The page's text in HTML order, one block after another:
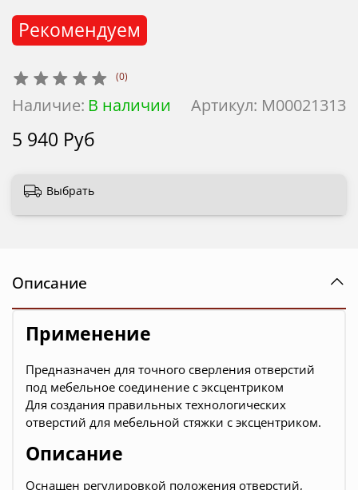
(0)
Артикул: М00021313
Наличие: В наличии
Рекомендуем
5 940 Руб
Выбрать
Описание
Применение
Предназначен для точного сверления отверстий
под мебельное соединение с эксцентриком
Для создания правильных технологических
отверстий для мебельной стяжки с эксцентриком.
Описание
Оснащен регулировкой положения отверстий,